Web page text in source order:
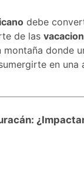
debe
de las
donde
en una